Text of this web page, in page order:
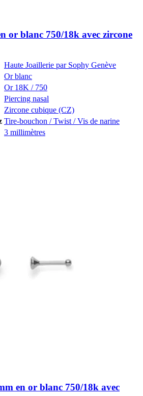
or blanc 750/18k avec zircone
Haute Joaillerie par Sophy Genève
Or blanc
Or 18K / 750
Piercing nasal
Zircone cubique (CZ)
Tire-bouchon / Twist / Vis de narine
3 millimètres
en or blanc 750/18k avec